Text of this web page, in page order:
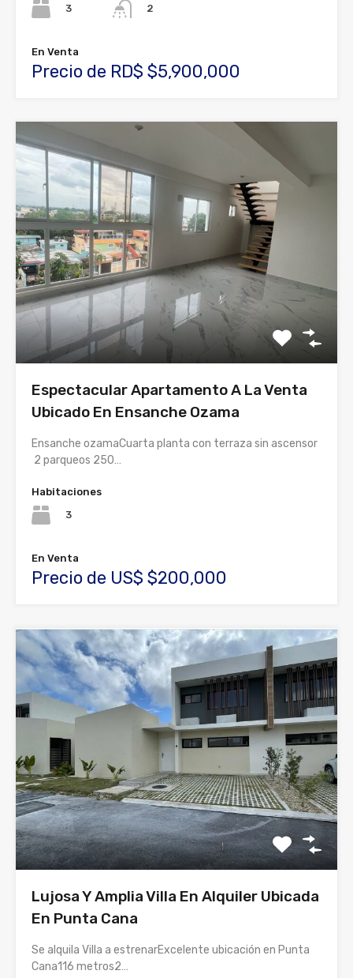
3
2
En Venta
Precio de RD$ $5,900,000
Espectacular Apartamento A La Venta
Ubicado En Ensanche Ozama
Ensanche ozamaCuarta planta con terraza sin ascensor
2 parqueos 250…
Habitaciones
3
En Venta
Precio de US$ $200,000
Lujosa Y Amplia Villa En Alquiler Ubicada
En Punta Cana
Se alquila Villa a estrenarExcelente ubicación en Punta
Cana116 metros2…